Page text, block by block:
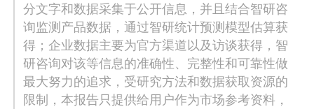
分文字和数据采集于公开信息，并且结合智研咨
询监测产品数据，通过智研统计预测模型估算获
得；企业数据主要为官方渠道以及访谈获得，智
研咨询对该等信息的准确性、完整性和可靠性做
最大努力的追求，受研究方法和数据获取资源的
限制，本报告只提供给用户作为市场参考资料，